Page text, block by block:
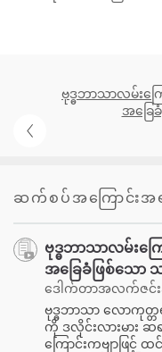
ဗုဒ္ဓဘာသာလမ်းက
အခြေ
ဆက်စပ်အကြောင်းအ
ဗုဒ္ဓဘာသာလမ်းက
အခြေခံဖြစ်သော
ဒေါက်တာအလက်ဇင်းဒ
ဗုဒ္ဓဘာသာ လောကုတ္တ
ကို ဒလိုင်းလားမား ဆ
ကြောင်းကဗျာဖြင့် ထ